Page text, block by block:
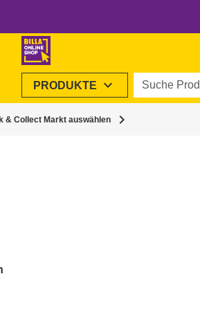
PRODUKTE expand_more Suche
& Collect Markt auswählen chevron_right